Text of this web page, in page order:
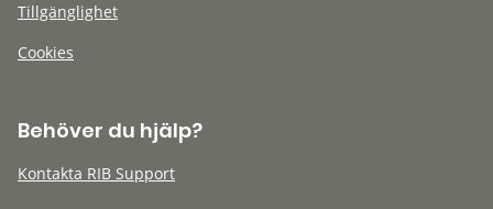
Tillgänglighet
Cookies
Behöver du hjälp?
Kontakta RIB Support